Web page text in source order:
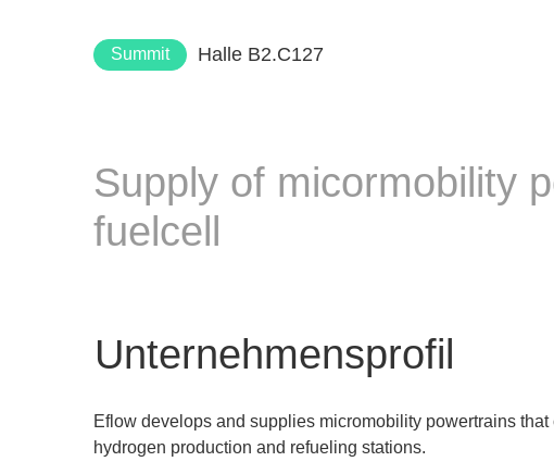
Summit Halle B2.C127
Supply of micormobility
fuelcell
Unternehmensprofil
Eflow develops and supplies micromobility powertrains
hydrogen production and refueling stations.